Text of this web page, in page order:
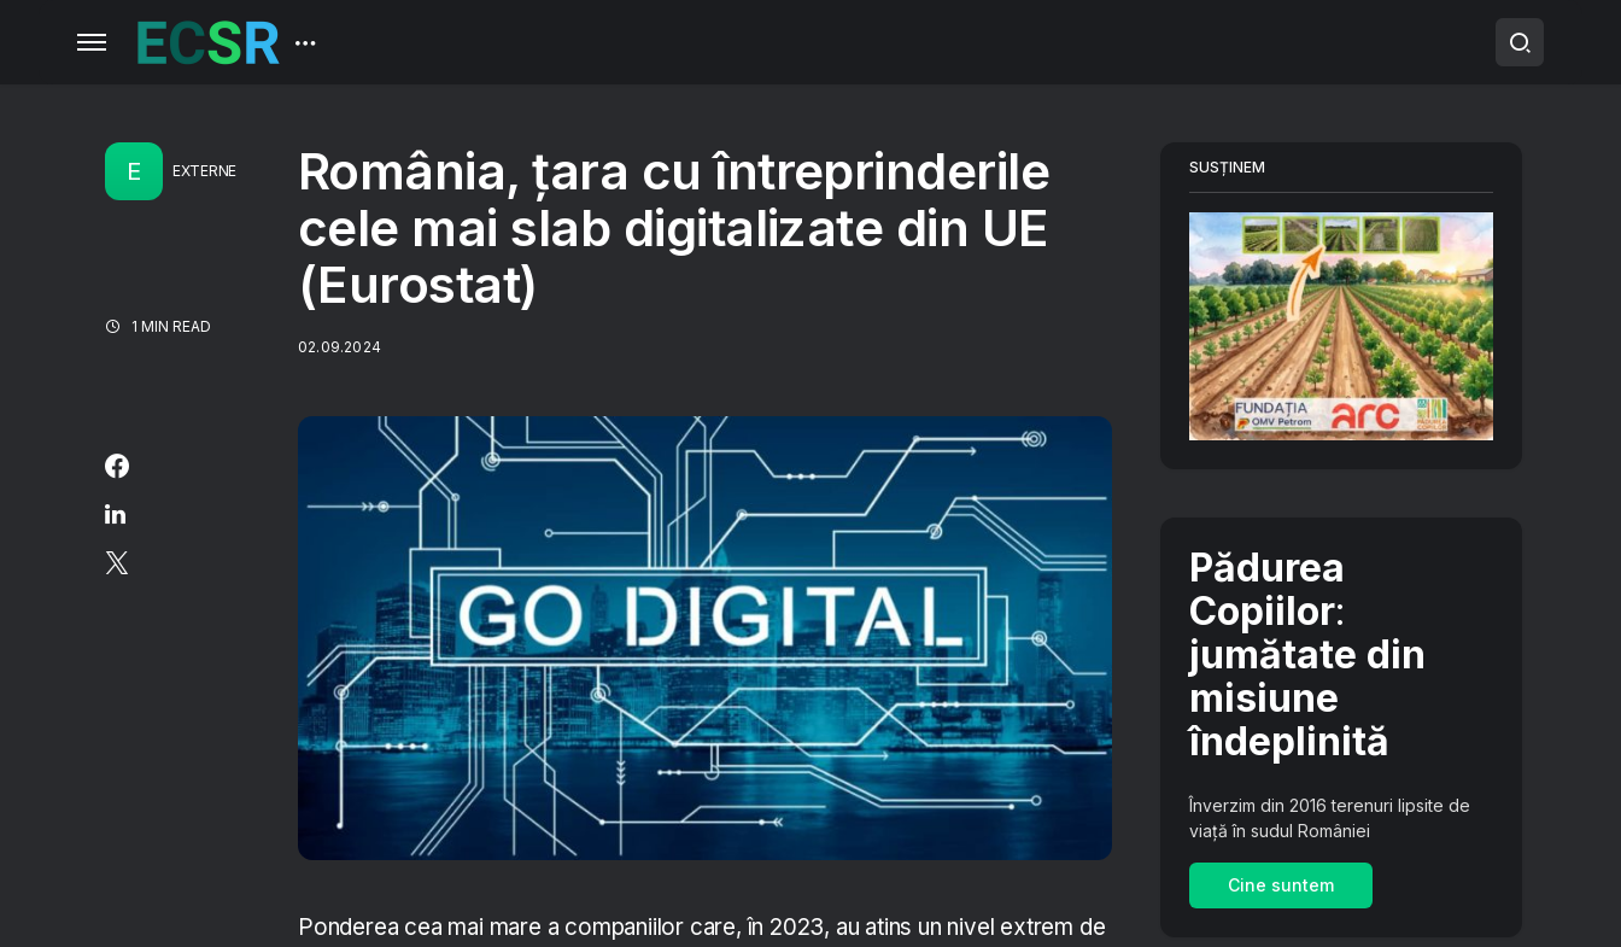
E EXTERNE
1 MIN READ
România, țara cu întreprinderile
cele mai slab digitalizate din UE
(Eurostat)
02.09.2024
Ponderea cea mai mare a companiilor care, în 2023, au atins un nivel extrem de
SUSȚINEM
Pădurea
Copiilor:
jumătate din
misiune
îndeplinită
Înverzim din 2016 terenuri lipsite de
viață în sudul României
Cine suntem